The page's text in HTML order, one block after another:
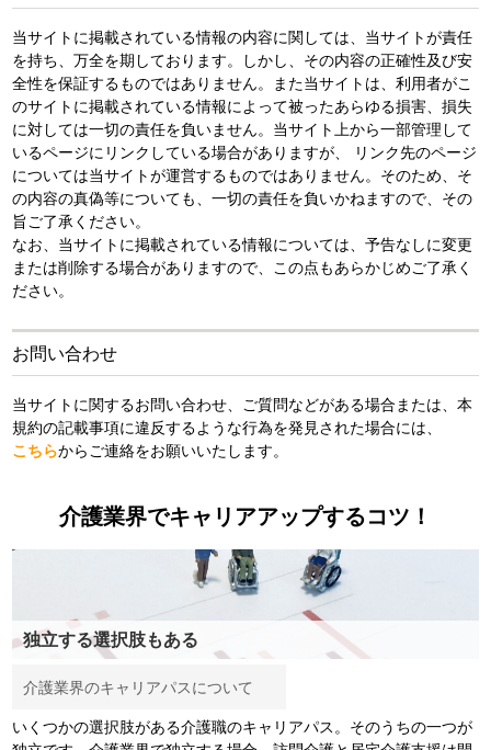
当サイトに掲載されている情報の内容に関しては、当サイトが責任
を持ち、万全を期しております。しかし、その内容の正確性及び安
全性を保証するものではありません。また当サイトは、利用者がこ
のサイトに掲載されている情報によって被ったあらゆる損害、損失
に対しては一切の責任を負いません。当サイト上から一部管理して
いるページにリンクしている場合がありますが、 リンク先のページ
については当サイトが運営するものではありません。そのため、そ
の内容の真偽等についても、一切の責任を負いかねますので、その
旨ご了承ください。
なお、当サイトに掲載されている情報については、予告なしに変更
または削除する場合がありますので、この点もあらかじめご了承く
ださい。
お問い合わせ
当サイトに関するお問い合わせ、ご質問などがある場合または、本
規約の記載事項に違反するような行為を発見された場合には、
こちらからご連絡をお願いいたします。
介護業界でキャリアアップするコツ！
独立する選択肢もある
介護業界のキャリアパスについて
いくつかの選択肢がある介護職のキャリアパス。そのうちの一つが